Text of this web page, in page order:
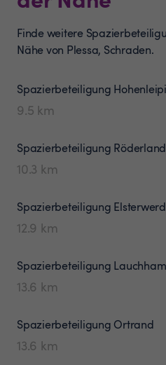
Finde weitere
Nähe von Plessa, Schraden.
Spazierbeteiligung
9.5 km
Spazierbeteiligung
10.3 km
Spazierbeteiligung
12.9 km
Spazierbeteiligung
13.6 km
Spazierbeteiligung Ortrand
13.6 km